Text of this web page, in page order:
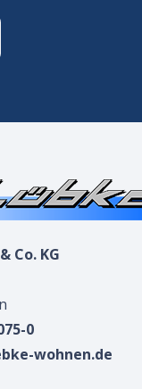
Co. KG
0
wohnen.de